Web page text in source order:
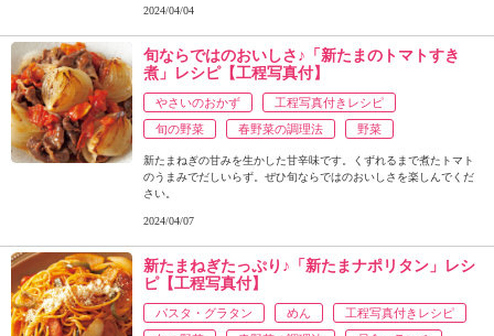
2024/04/04
旬ならではのおいしさ♪「新たまのトマトすき
煮」レシピ【工程写真付】
やさいのおかず
工程写真付きレシピ
旬の野菜
春野菜の調理法 野菜
新たまねぎの甘みを生かした甘辛味です。くずれるまで煮たトマト
のうまみでだしいらず。ぜひ旬ならではのおいしさを楽しんでくだ
さい。
2024/04/07
新たまねぎたっぷり♪「新たまナポリタン」レシ
ピ【工程写真付】
パスタ・グラタン めん
工程写真付きレシピ